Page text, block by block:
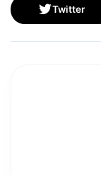
Twitter